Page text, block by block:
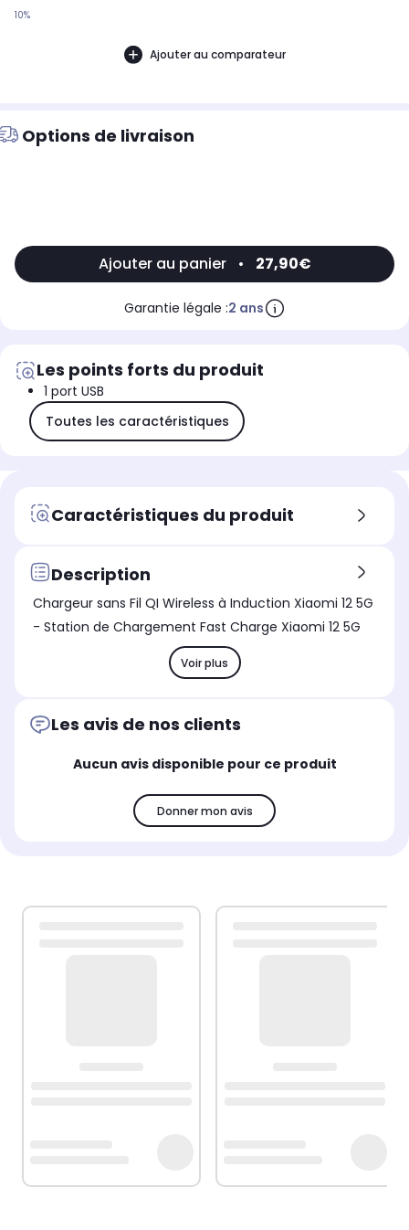
10%
Ajouter au comparateur
Options de livraison
Ajouter au panier • 27,90€
Garantie légale :2 ans
Les points forts du produit
1 port USB
Toutes les caractéristiques
Caractéristiques du produit
Description
Chargeur sans Fil QI Wireless à Induction Xiaomi 12 5G
- Station de Chargement Fast Charge Xiaomi 12 5G
Voir plus
Les avis de nos clients
Aucun avis disponible pour ce produit
Donner mon avis